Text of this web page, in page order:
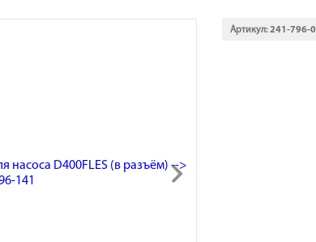
Артикул:241-796-